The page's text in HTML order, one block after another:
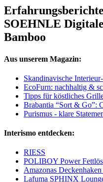
SOEHNLE
Bamboo
Aus unserem Magazin:
Skandinavische
EcoFurn: nachhaltig &
Tipps für köstliches
Brabantia “Sort & Go”:
Purismus - klare
Interismo entdecken:
RIESS
POLIBOY Power
Amazonas
Lafuma SPHINX